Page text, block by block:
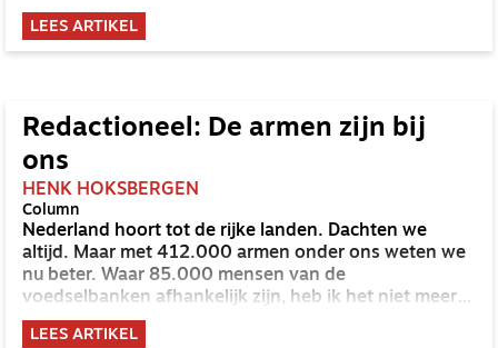
geld overmaken via hun smartphone.
LEES ARTIKEL
Redactioneel: De armen zijn bij
ons
HENK HOKSBERGEN
Column
Nederland hoort tot de rijke landen. Dachten we
altijd. Maar met 412.000 armen onder ons weten we
nu beter. Waar 85.000 mensen van de
voedselbanken afhankelijk zijn, heb ik het niet meer
over een rijk land.
LEES ARTIKEL